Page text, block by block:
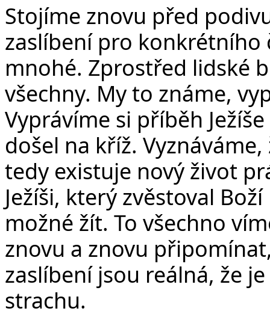
Stojíme znovu před
zaslíbení pro konkrétního
mnohé. Zprostřed lidské
všechny. My to známe,
Vyprávíme si příběh
došel na kříž.
tedy existuje nový život
Ježíši, který zvěstoval
možné žít. To všechno
znovu a znovu
zaslíbení jsou reálná, že
strachu.